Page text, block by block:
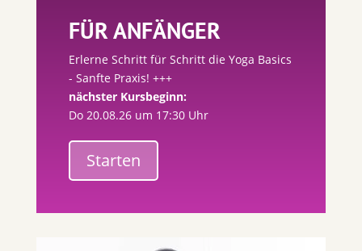
FÜR ANFÄNGER
Erlerne Schritt für Schritt die Yoga Basics
- Sanfte Praxis! +++
nächster Kursbeginn:
Do 20.08.26 um 17:30 Uhr
Starten